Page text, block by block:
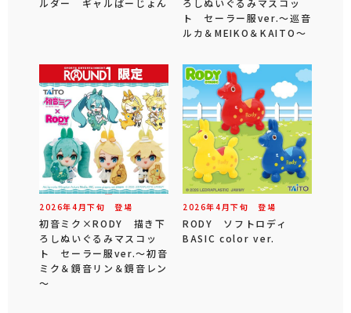
ト セーラー服ver.～巡音
ルカ＆MEIKO＆KAITO～
2026年4 月下旬 登場
初音ミク×RODY 描き下
ろしぬいぐるみマスコッ
ト セーラー服ver.～初音
ミク＆鏡音リン＆鏡音レン
～
2026年4 月下旬 登場
RODY ソフトロディ
BASIC color ver.